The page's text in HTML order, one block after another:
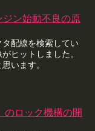
ジン始動不良の原
配線を検索してい
ヒットしました。
います。
のロック機構の開